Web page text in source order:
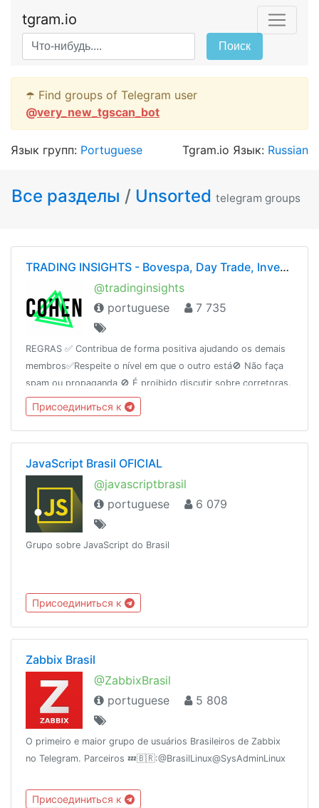
tgram.io
Поиск
☂️ Find groups of Telegram user
@very_new_tgscan_bot
Язык групп: Portuguese Tgram.io Язык: Russian
Все разделы / Unsorted telegram groups
TRADING INSIGHTS - Bovespa, Day Trade, Investimentos (Rodrigo Cohen)
@tradinginsights
portuguese
7 735
REGRAS ✅ Contribua de forma positiva ajudando os demais
membros✅Respeite o nível em que o outro está🚫 Não faça
spam ou propaganda 🚫 É proibido discutir sobre corretoras.
O grupo não é suporte ou ouvidoria. Site:
http://rodrigocohen.com.br
Присоединиться к
JavaScript Brasil OFICIAL
@javascriptbrasil
portuguese
6 079
Grupo sobre JavaScript do Brasil
Присоединиться к
Zabbix Brasil
@ZabbixBrasil
portuguese
5 808
O primeiro e maior grupo de usuários Brasileiros de Zabbix
no Telegram. Parceiros 💤🇧🇷:@BrasilLinux@SysAdminLinux
Присоединиться к